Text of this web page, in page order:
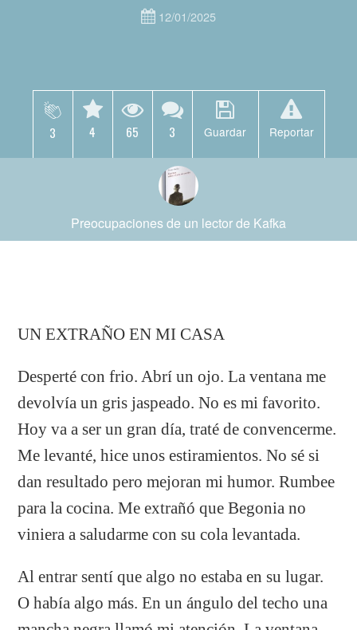
12/01/2025
3 4 65 3 Guardar Reportar
Preocupaciones de un lector de Kafka
UN EXTRAÑO EN MI CASA
Desperté con frio. Abrí un ojo. La ventana me
devolvía un gris jaspeado. No es mi favorito.
Hoy va a ser un gran día, traté de convencerme.
Me levanté, hice unos estiramientos. No sé si
dan resultado pero mejoran mi humor. Rumbee
para la cocina. Me extrañó que Begonia no
viniera a saludarme con su cola levantada.
Al entrar sentí que algo no estaba en su lugar.
O había algo más. En un ángulo del techo una